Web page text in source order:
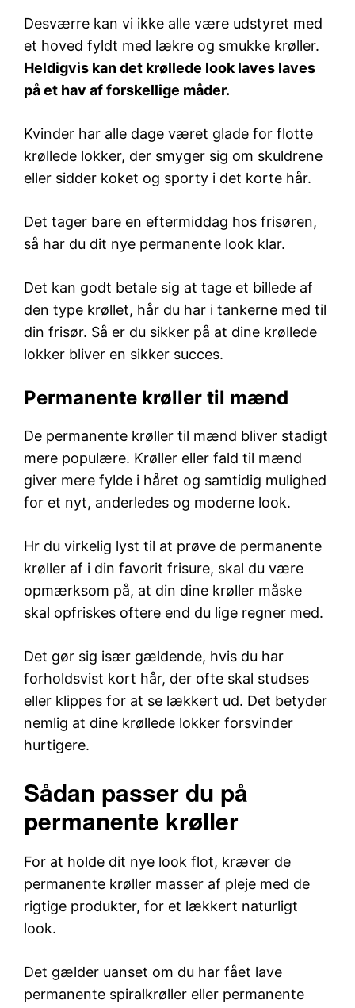
Desværre kan vi ikke alle være udstyret med
et hoved fyldt med lækre og smukke krøller.
Heldigvis kan det krøllede look laves laves
på et hav af forskellige måder.
Kvinder har alle dage været glade for flotte
krøllede lokker, der smyger sig om skuldrene
eller sidder koket og sporty i det korte hår.
Det tager bare en eftermiddag hos frisøren,
så har du dit nye permanente look klar.
Det kan godt betale sig at tage et billede af
den type krøllet, hår du har i tankerne med til
din frisør. Så er du sikker på at dine krøllede
lokker bliver en sikker succes.
Permanente krøller til mænd
De permanente krøller til mænd bliver stadigt
mere populære. Krøller eller fald til mænd
giver mere fylde i håret og samtidig mulighed
for et nyt, anderledes og moderne look.
Hr du virkelig lyst til at prøve de permanente
krøller af i din favorit frisure, skal du være
opmærksom på, at din dine krøller måske
skal opfriskes oftere end du lige regner med.
Det gør sig især gældende, hvis du har
forholdsvist kort hår, der ofte skal studses
eller klippes for at se lækkert ud. Det betyder
nemlig at dine krøllede lokker forsvinder
hurtigere.
Sådan passer du på
permanente krøller
For at holde dit nye look flot, kræver de
permanente krøller masser af pleje med de
rigtige produkter, for et lækkert naturligt
look.
Det gælder uanset om du har fået lave
permanente spiralkrøller eller permanente